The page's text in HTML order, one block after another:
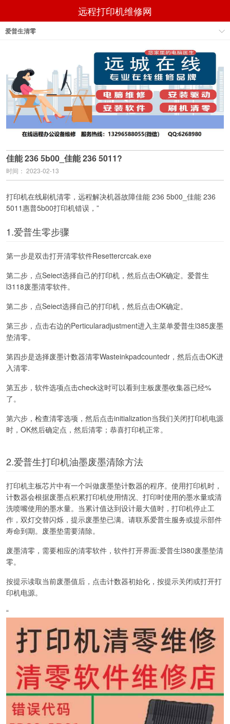
远程打印机维修网
爱普生清零
佳能 236 5b00_佳能 236 5011?
时间： 2023-02-13
打印机在线刷机清零，远程解决机器故障佳能 236 5b00_佳能 236
5011惠普5b00打印机错误，”
1.爱普生零步骤
第一步是双击打开清零软件Resettercrcak.exe
第二步，点Seiect选择自己的打印机，然后点击OK确定。爱普生
l3118废墨清零软件。
第二步，点Seiect选择自己的打印机，然后点击OK确定。
第三步，点击右边的Perticularadjustment进入主菜单爱普生l385废墨
垫清零。
第四步是选择废墨计数器清零Wasteinkpadcountedr，然后点击OK进
入清零.
第五步，软件选项点击check这时可以看到主板废墨收集器已经%
了。
第六步，检查清零选项，然后点击initialization当我们关闭打印机电源
时，OK然后确定点，然后清零；恭喜打印机正常。
2.爱普生打印机油墨废墨清除方法
打印机主板芯片中有一个叫做废墨垫计数器的程序。使用打印机时，
计数器会根据废墨点积累打印机使用情况、打印时使用的墨水量或清
洗喷嘴使用的墨水量。当累计值达到设计最大值时，打印机停止工
作，双灯交替闪烁，提示废墨垫已满。请联系爱普生服务或提示部件
寿命到期。废墨垫需要清除。
废墨清零，需要相应的清零软件，软件打开界面:爱普生l380废墨垫清
零。
按提示读取当前废墨值后，点击计数器初始化，按提示关闭或打开打
印机电源。
“